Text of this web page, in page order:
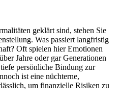
geklärt sind, stehen Sie
Was passiert langfristig
Oft spielen hier Emotionen
Jahre oder gar Generationen
persönliche Bindung zur
ist eine nüchterne,
um finanzielle Risiken zu